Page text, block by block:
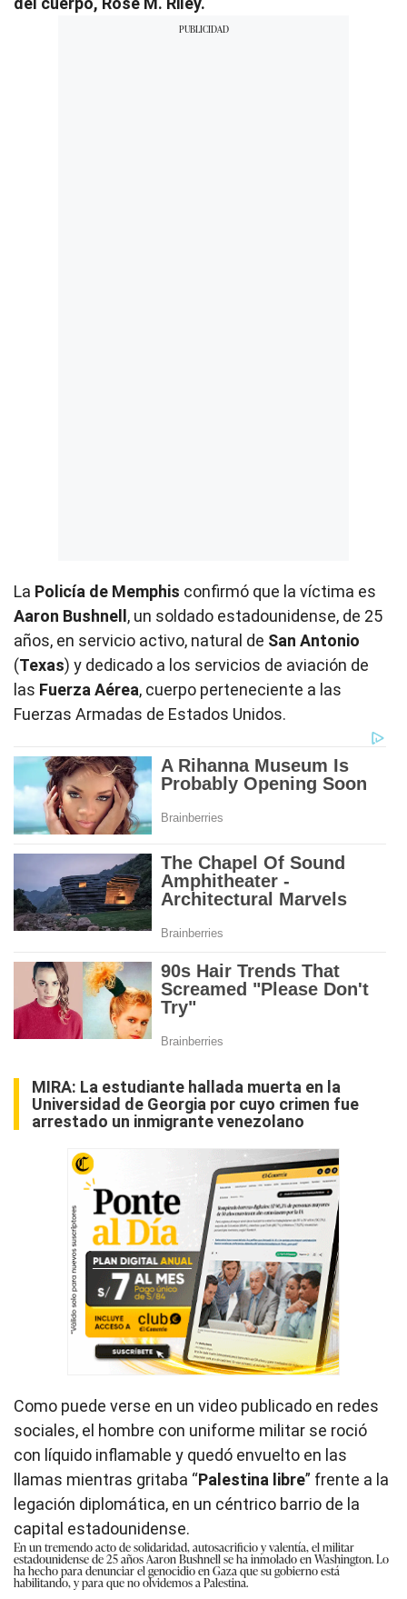
La Policía de Memphis confirmó que la víctima es
Aaron Bushnell , un soldado estadounidense, de 25
años, en servicio activo, natural de San Antonio
(Texas) y dedicado a los servicios de aviación de
las Fuerza Aérea, cuerpo perteneciente a las
Fuerzas Armadas de Estados Unidos.
MIRA: La estudiante hallada muerta en la
Universidad de Georgia por cuyo crimen fue
arrestado un inmigrante venezolano
Como puede verse en un video publicado en redes
sociales, el hombre con uniforme militar se roció
con líquido inflamable y quedó envuelto en las
llamas mientras gritaba “Palestina libre” frente a la
legación diplomática, en un céntrico barrio de la
capital estadounidense.
En un tremendo acto de solidaridad, autosacrificio y valentía, el militar
estadounidense de 25 años Aaron Bushnell se ha inmolado en Washington. Lo
ha hecho para denunciar el genocidio en Gaza que su gobierno está
habilitando, y para que no olvidemos a Palestina.